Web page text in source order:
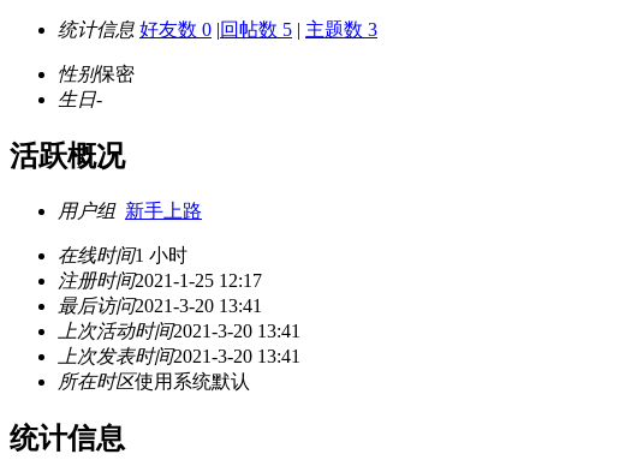
统计信息 好友数 0 |回帖数 5 | 主题数 3
性别保密
生日-
活跃概况
用户组 新手上路
在线时间1 小时
注册时间2021-1-25 12:17
最后访问2021-3-20 13:41
上次活动时间2021-3-20 13:41
上次发表时间2021-3-20 13:41
所在时区使用系统默认
统计信息